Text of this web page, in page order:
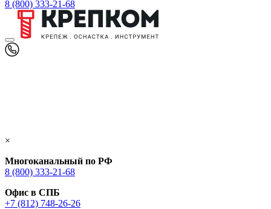
8 (800) 333-21-68
×
Многоканальный по РФ
8 (800) 333‑21-68
Офис в СПБ
+7 (812) 748‑26-26